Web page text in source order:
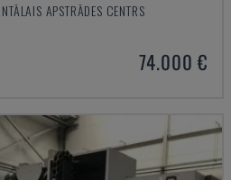
APSTRĀDES CENTRS
74.000 €